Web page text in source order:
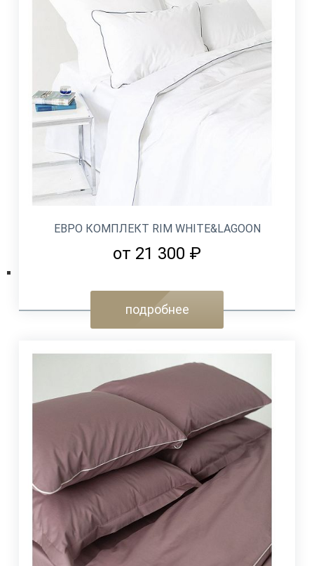
ЕВРО КОМПЛЕКТ RIM WHITE&LAGOON
от 21 300 ₽
подробнее